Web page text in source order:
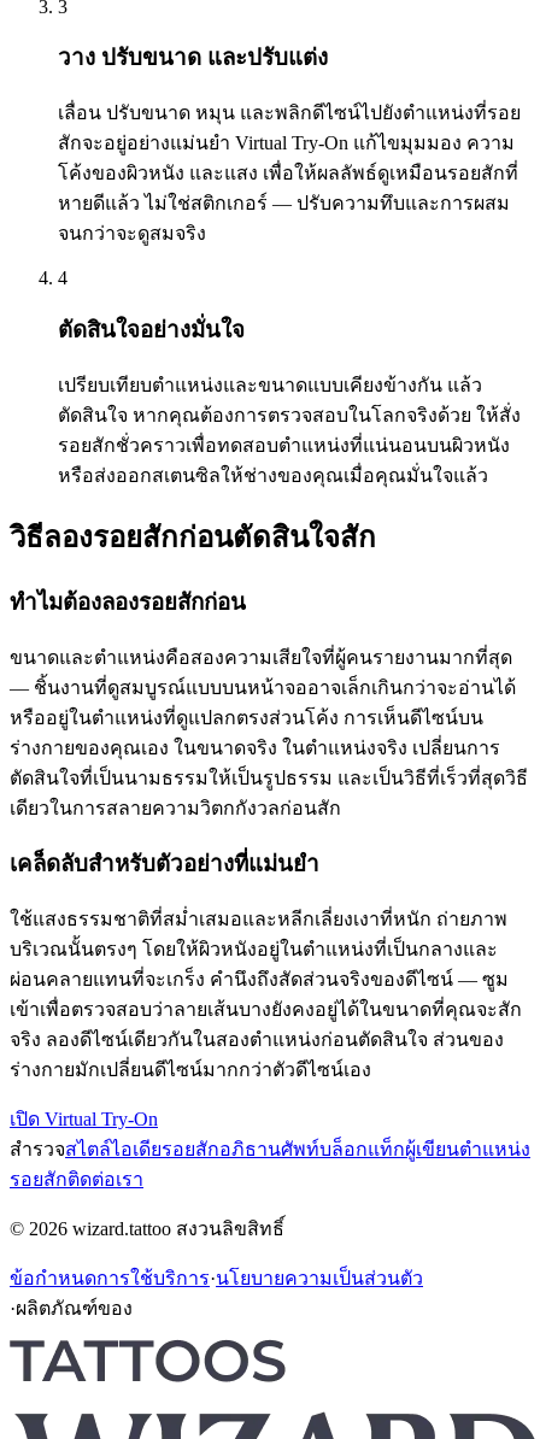
3
วาง ปรับขนาด และปรับแต่ง
เลื่อน ปรับขนาด หมุน และพลิกดีไซน์ไปยังตำแหน่งที่รอย
สักจะอยู่อย่างแม่นยำ Virtual Try-On แก้ไขมุมมอง ความ
โค้งของผิวหนัง และแสง เพื่อให้ผลลัพธ์ดูเหมือนรอยสักที่
หายดีแล้ว ไม่ใช่สติกเกอร์ — ปรับความทึบและการผสม
จนกว่าจะดูสมจริง
4
ตัดสินใจอย่างมั่นใจ
เปรียบเทียบตำแหน่งและขนาดแบบเคียงข้างกัน แล้ว
ตัดสินใจ หากคุณต้องการตรวจสอบในโลกจริงด้วย ให้สั่ง
รอยสักชั่วคราวเพื่อทดสอบตำแหน่งที่แน่นอนบนผิวหนัง
หรือส่งออกสเตนซิลให้ช่างของคุณเมื่อคุณมั่นใจแล้ว
วิธีลองรอยสักก่อนตัดสินใจสัก
ทำไมต้องลองรอยสักก่อน
ขนาดและตำแหน่งคือสองความเสียใจที่ผู้คนรายงานมากที่สุด
— ชิ้นงานที่ดูสมบูรณ์แบบบนหน้าจออาจเล็กเกินกว่าจะอ่านได้
หรืออยู่ในตำแหน่งที่ดูแปลกตรงส่วนโค้ง การเห็นดีไซน์บน
ร่างกายของคุณเอง ในขนาดจริง ในตำแหน่งจริง เปลี่ยนการ
ตัดสินใจที่เป็นนามธรรมให้เป็นรูปธรรม และเป็นวิธีที่เร็วที่สุดวิธี
เดียวในการสลายความวิตกกังวลก่อนสัก
เคล็ดลับสำหรับตัวอย่างที่แม่นยำ
ใช้แสงธรรมชาติที่สม่ำเสมอและหลีกเลี่ยงเงาที่หนัก ถ่ายภาพ
บริเวณนั้นตรงๆ โดยให้ผิวหนังอยู่ในตำแหน่งที่เป็นกลางและ
ผ่อนคลายแทนที่จะเกร็ง คำนึงถึงสัดส่วนจริงของดีไซน์ — ซูม
เข้าเพื่อตรวจสอบว่าลายเส้นบางยังคงอยู่ได้ในขนาดที่คุณจะสัก
จริง ลองดีไซน์เดียวกันในสองตำแหน่งก่อนตัดสินใจ ส่วนของ
ร่างกายมักเปลี่ยนดีไซน์มากกว่าตัวดีไซน์เอง
เปิด Virtual Try-On
สำรวจสไตล์ไอเดียรอยสักอภิธานศัพท์บล็อกแท็กผู้เขียนตำแหน่ง
รอยสักติดต่อเรา
© 2026 wizard.tattoo สงวนลิขสิทธิ์
ข้อกำหนดการใช้บริการ·นโยบายความเป็นส่วนตัว
·ผลิตภัณฑ์ของ